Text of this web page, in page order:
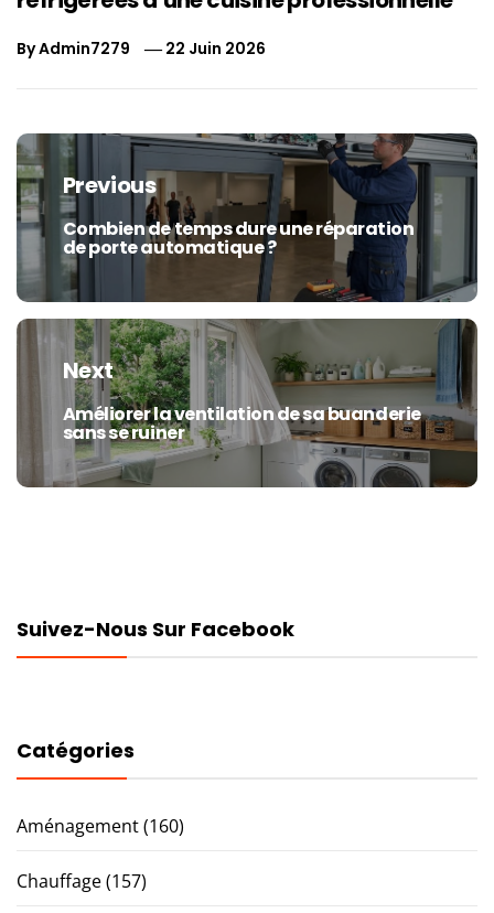
ByAdmin7279 22 Juin 2026
Navigation
de
l’article
Previous
Previous
post:
Combien de temps dure une réparation
de porte automatique ?
Next
Next
post:
Améliorer la ventilation de sa buanderie
sans se ruiner
Suivez-Nous Sur Facebook
Catégories
Aménagement(160)
Chauffage(157)